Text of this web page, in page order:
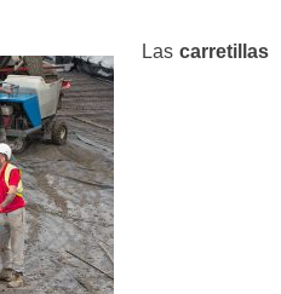
Las carretillas